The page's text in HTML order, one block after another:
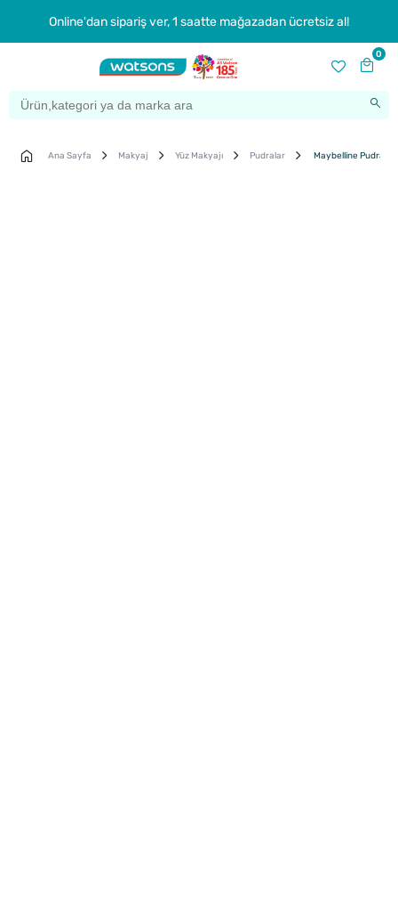
Online'dan sipariş ver, 1 saatte mağazadan ücretsiz al!
0
Ana Sayfa Makyaj Yüz Makyajı Pudralar Maybelline Pudra